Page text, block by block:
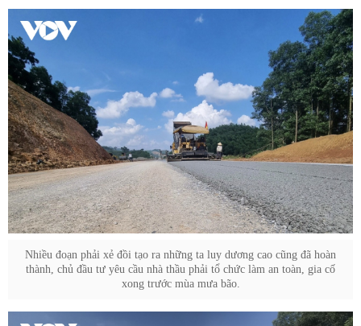
Nhiều đoạn phải xẻ đồi tạo ra những ta luy dương cao cũng đã hoàn
thành, chủ đầu tư yêu cầu nhà thầu phải tổ chức làm an toàn, gia cố
xong trước mùa mưa bão.